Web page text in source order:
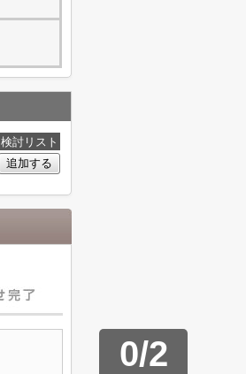
検討リスト
追加する
0/2